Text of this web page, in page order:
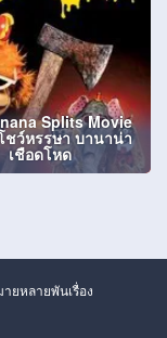
Splits Movie
ชว์หรรษา บานาน่า
เชือดโหด
ยหลายพันเรื่อง